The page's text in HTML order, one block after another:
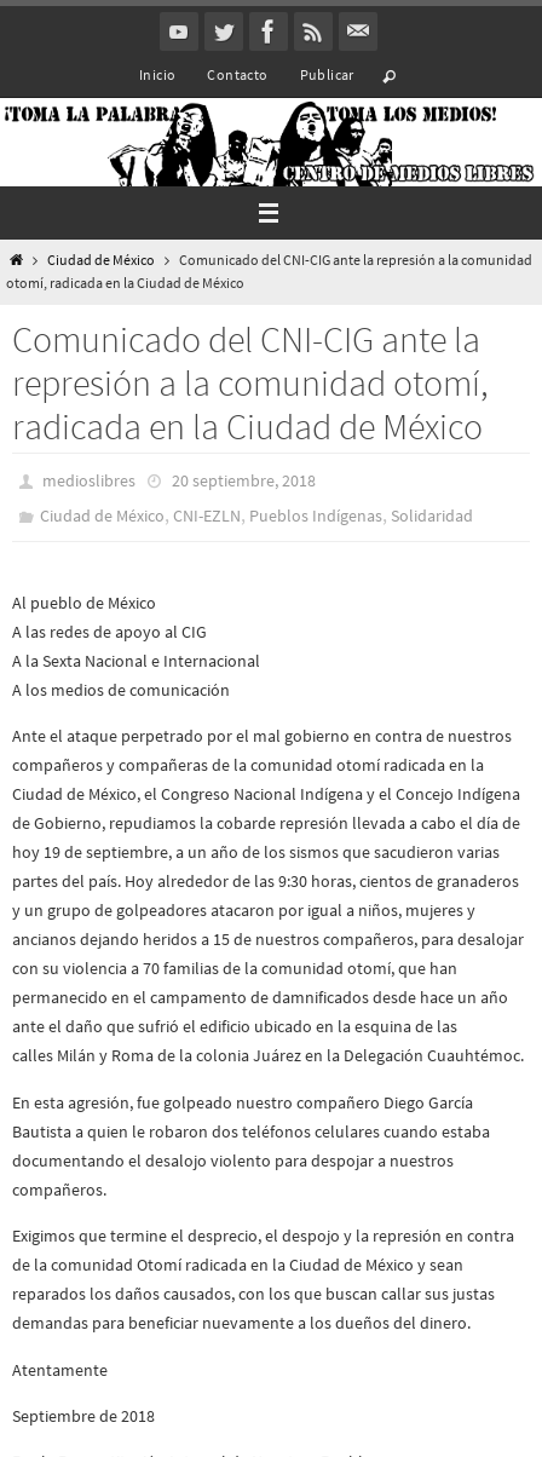
Inicio Contacto Publicar
InicioCiudad de México
Comunicado del CNI-CIG ante la represión a la comunidad
otomí, radicada en la Ciudad de México
Comunicado del CNI-CIG ante la
represión a la comunidad otomí,
radicada en la Ciudad de México
medioslibres
20 septiembre, 2018
Ciudad de México,CNI-EZLN, Pueblos Indí­genas, Solidaridad
Al pueblo de México
A las redes de apoyo al CIG
A la Sexta Nacional e Internacional
A los medios de comunicación
Ante el ataque perpetrado por el mal gobierno en contra de nuestros
compañeros y compañeras de la comunidad otomí radicada en la
Ciudad de México, el Congreso Nacional Indígena y el Concejo Indígena
de Gobierno, repudiamos la cobarde represión llevada a cabo el día de
hoy 19 de septiembre, a un año de los sismos que sacudieron varias
partes del país. Hoy alrededor de las 9:30 horas, cientos de granaderos
y un grupo de golpeadores atacaron por igual a niños, mujeres y
ancianos dejando heridos a 15 de nuestros compañeros, para desalojar
con su violencia a 70 familias de la comunidad otomí, que han
permanecido en el campamento de damnificados desde hace un año
ante el daño que sufrió el edificio ubicado en la esquina de las
calles Milán y Roma de la colonia Juárez en la Delegación Cuauhtémoc.
En esta agresión, fue golpeado nuestro compañero Diego García
Bautista a quien le robaron dos teléfonos celulares cuando estaba
documentando el desalojo violento para despojar a nuestros
compañeros.
Exigimos que termine el desprecio, el despojo y la represión en contra
de la comunidad Otomí radicada en la Ciudad de México y sean
reparados los daños causados, con los que buscan callar sus justas
demandas para beneficiar nuevamente a los dueños del dinero.
Atentamente
Septiembre de 2018